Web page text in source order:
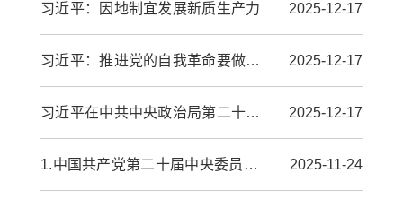
习近平：因地制宜发展新质生产力 2025-12-17
习近平：推进党的自我革命要做到“五个进一步到位” 2025-12-17
习近平在中共中央政治局第二十三次集体学习时强调 健全网络生态治理长效机制 持续... 2025-12-17
1.中国共产党第二十届中央委员会第四次全体会议公报 2025-11-24